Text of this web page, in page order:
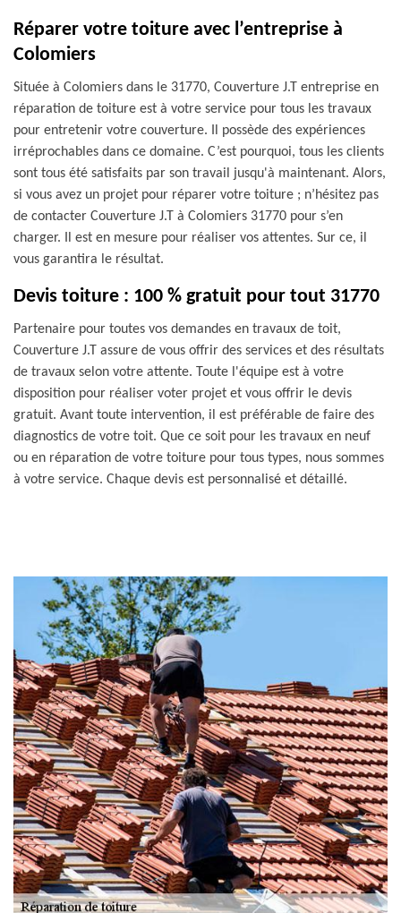
Réparer votre toiture avec l’entreprise à
Colomiers
Située à Colomiers dans le 31770, Couverture J.T entreprise en
réparation de toiture est à votre service pour tous les travaux
pour entretenir votre couverture. Il possède des expériences
irréprochables dans ce domaine. C’est pourquoi, tous les clients
sont tous été satisfaits par son travail jusqu'à maintenant. Alors,
si vous avez un projet pour réparer votre toiture ; n’hésitez pas
de contacter Couverture J.T à Colomiers 31770 pour s’en
charger. Il est en mesure pour réaliser vos attentes. Sur ce, il
vous garantira le résultat.
Devis toiture : 100 % gratuit pour tout 31770
Partenaire pour toutes vos demandes en travaux de toit,
Couverture J.T assure de vous offrir des services et des résultats
de travaux selon votre attente. Toute l'équipe est à votre
disposition pour réaliser voter projet et vous offrir le devis
gratuit. Avant toute intervention, il est préférable de faire des
diagnostics de votre toit. Que ce soit pour les travaux en neuf
ou en réparation de votre toiture pour tous types, nous sommes
à votre service. Chaque devis est personnalisé et détaillé.